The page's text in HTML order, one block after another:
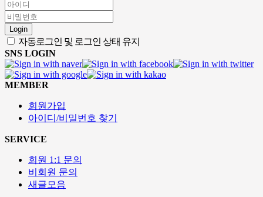
Login
자동로그인 및 로그인 상태 유지
SNS LOGIN
MEMBER
회원가입
아이디/비밀번호 찾기
SERVICE
회원 1:1 문의
비회원 문의
새글모음